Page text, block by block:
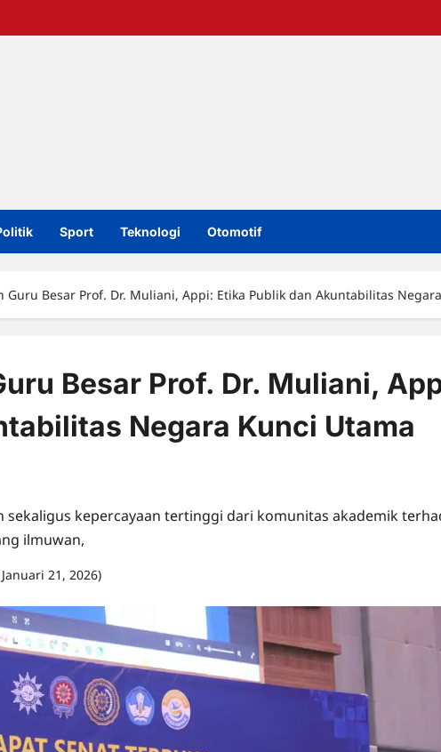
Sport Teknologi Otomotif
Guru Besar Prof. Dr. Muliani, Appi: Etika Publik dan Akuntabilitas
Besar Prof. Dr. Muliani,
Negara Kunci Utama
kepercayaan tertinggi dari komunitas akademik
ilmuwan,
21, 2026)